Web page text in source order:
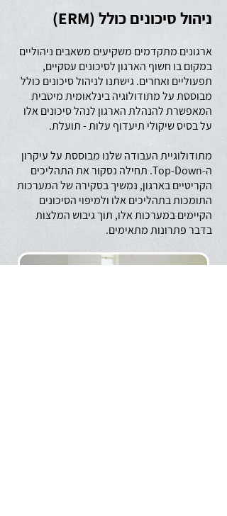
ניהול סיכונים כולל (ERM)
ארגונים מתקדמים משקיעים משאבים ניהוליים
במקום בו חשוף הארגון לסיכונים עסקיים,
תפעוליים ואחרים. גישתנו לניהול סיכונים כולל
מבוססת על מתודולוגיה בינלאומית מיטבית
המאפשרת להנהלת הארגון לנהל סיכונים אלו
על בסיס שיקולי תיעדוף עלות - תועלת.
מתודולוגיית העבודה שלנו מבוססת על עיקרון
ה-Top-Down. תחילה נסקור את התהליכים
הקריטיים בארגון, נמשיך בסקירה של המערכות
התומכות בתהליכים אלו ולמיפוי הסיכונים
הקיימים במערכות אלו, תוך גיבוש המלצות
בדבר פתרונות מתאימים.